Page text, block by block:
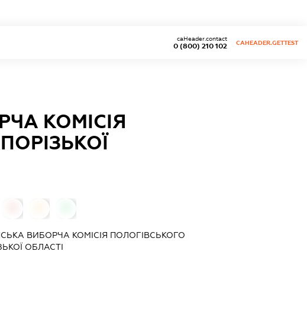
0 (800) 210 102
caHeader.contact
CAHEADER.GETTEST
КОМІСІЯ
ВИБОРЧА КОМІСІЯ ПОЛОГІВСЬКОГО
ОБЛАСТІ